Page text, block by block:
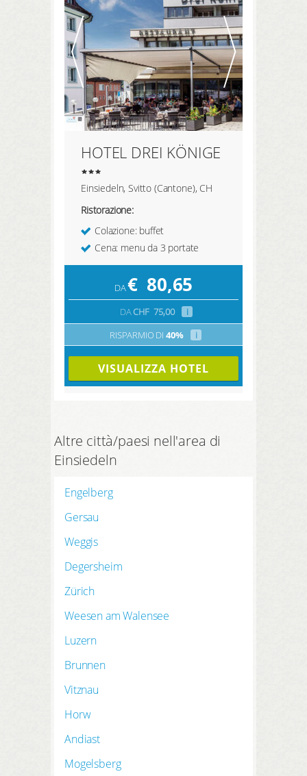
REGISTRATI QUI
prenotazione
prodotti
hotel preferiti
LOGIN
HOTEL DREI KÖNIGE
Einsiedeln, Svitto (Cantone), CH
Ristorazione:
Colazione: buffet
Cena: menu da 3 portate
DA€ 80,65
DACHF 75,00
i
RISPARMIO DI 40% i
VISUALIZZA HOTEL
Altre città/paesi nell'area di
Einsiedeln
Engelberg
Gersau
Weggis
Degersheim
Zürich
Weesen am Walensee
Luzern
Brunnen
Vitznau
Horw
Andiast
Mogelsberg